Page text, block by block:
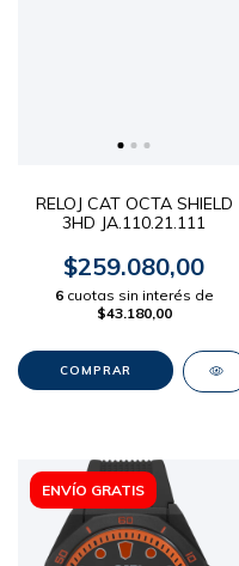
RELOJ CAT OCTA SHIELD
3HD JA.110.21.111
$259.080,00
6 cuotas sin interés de
$43.180,00
ENVÍO GRATIS